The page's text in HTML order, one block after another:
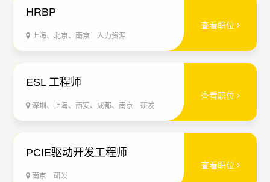
HRBP
上海、北京、南京 人力资源
查看职位
ESL 工程师
深圳、上海、西安、成都、南京 研发
查看职位
PCIE驱动开发工程师
南京 研发
查看职位